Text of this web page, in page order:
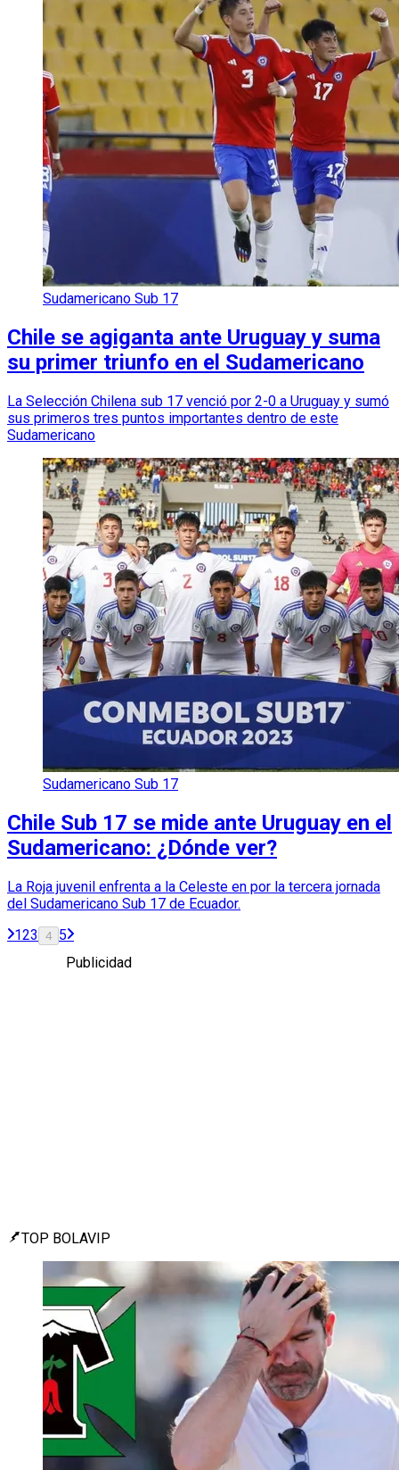
Sudamericano Sub 17
Chile se agiganta ante Uruguay y suma
su primer triunfo en el Sudamericano
La Selección Chilena sub 17 venció por 2-0 a Uruguay y sumó
sus primeros tres puntos importantes dentro de este
Sudamericano
Sudamericano Sub 17
Chile Sub 17 se mide ante Uruguay en el
Sudamericano: ¿Dónde ver?
La Roja juvenil enfrenta a la Celeste en por la tercera jornada
del Sudamericano Sub 17 de Ecuador.
123 4 5
Publicidad
TOP BOLAVIP